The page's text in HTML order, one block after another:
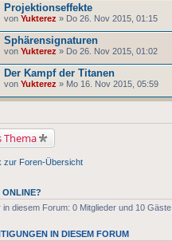
Projektionseffekte
von Yukterez » Do 26. Nov 2015, 01:15
Sphärensignaturen
von Yukterez » Do 26. Nov 2015, 01:02
Der Kampf der Titanen
von Yukterez » Mo 16. Nov 2015, 05:59
Thema
zur Foren-Übersicht
ONLINE?
in diesem Forum: 0 Mitglieder und 10 Gäste
IN DIESEM FORUM